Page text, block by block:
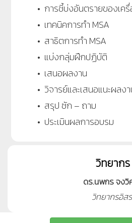
• การชี้บ่งอันตรายของเค
• เทคนิคการทำ MSA
• สาธิตการทำ MSA
• แบ่งกลุ่มฝึกปฏิบัติ
• เสนอผลงาน
• วิจารย์และเสนอแนะผลง
• สรุป ซัก – ถาม
• ประเมินผลการอบรม
วิทยากร
ดร.นพกร จงวิ
วิทยากรอิส